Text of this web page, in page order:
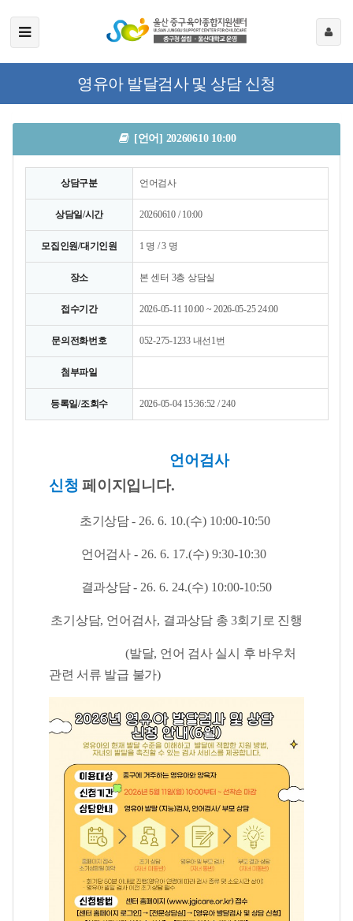
영유아 발달검사 및 상담 신청
[언어] 20260610 10:00
상담구분 언어검사
상담일/시간 20260610 / 10:00
모집인원/대기인원 1 명 / 3 명
장소 본 센터 3층 상담실
접수기간 2026-05-11 10:00 ~ 2026-05-25 24:00
문의전화번호 052-275-1233 내선1번
첨부파일
등록일/조회수 2026-05-04 15:36:52 / 240
언어검사
신청 페이지입니다.
초기상담- 26. 6. 10.(수) 10:00-10:50
언어검사 - 26. 6. 17.(수) 9:30-10:30
결과상담- 26. 6. 24.(수) 10:00-10:50
초기상담, 언어 검사, 결과상담 총3회기로 진행
(발달, 언어 검사 실시 후 바우처
관련 서류 발급 불가)